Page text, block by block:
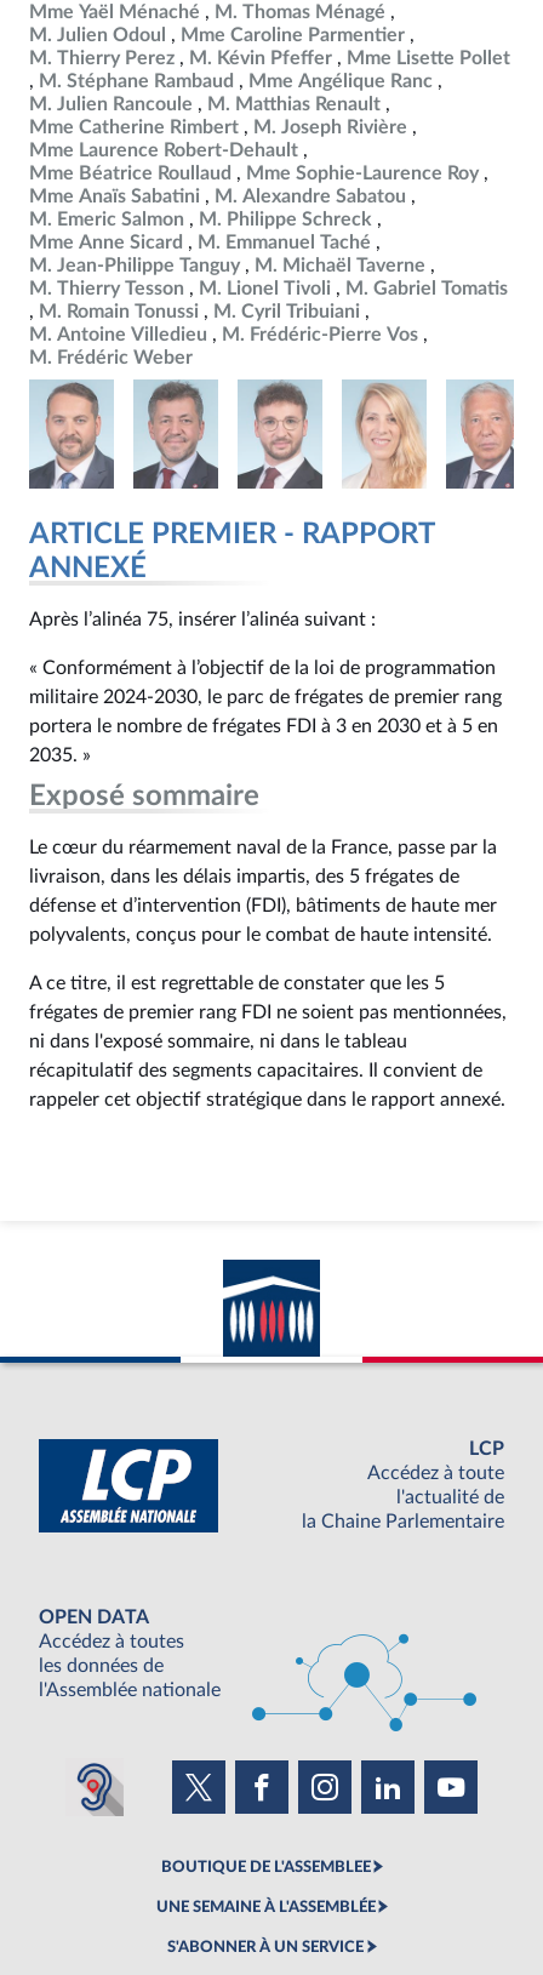
Mme Yaël Ménaché
M. Thomas Ménagé
M. Julien Odoul
Mme Caroline Parmentier
M. Thierry Perez
M. Kévin Pfeffer
Mme Lisette Pollet
M. Stéphane Rambaud
Mme Angélique Ranc
M. Julien Rancoule
M. Matthias Renault
Mme Catherine Rimbert
M. Joseph Rivière
Mme Laurence Robert-Dehault
Mme Béatrice Roullaud
Mme Sophie-Laurence Roy
Mme Anaïs Sabatini
M. Alexandre Sabatou
M. Emeric Salmon
M. Philippe Schreck
Mme Anne Sicard
M. Emmanuel Taché
M. Jean-Philippe Tanguy
M. Michaël Taverne
M. Thierry Tesson
M. Lionel Tivoli
M. Gabriel Tomatis
M. Romain Tonussi
M. Cyril Tribuiani
M. Antoine Villedieu
M. Frédéric-Pierre Vos
M. Frédéric Weber
ARTICLE PREMIER - RAPPORT
ANNEXÉ
Après l’alinéa 75, insérer l’alinéa suivant :
« Conformément à l’objectif de la loi de programmation
militaire 2024‑2030, le parc de frégates de premier rang
portera le nombre de frégates FDI à 3 en 2030 et à 5 en
2035. »
Exposé sommaire
Le cœur du réarmement naval de la France, passe par la
livraison, dans les délais impartis, des 5 frégates de
défense et d’intervention (FDI), bâtiments de haute mer
polyvalents, conçus pour le combat de haute intensité.
A ce titre, il est regrettable de constater que les 5
frégates de premier rang FDI ne soient pas mentionnées,
ni dans l'exposé sommaire, ni dans le tableau
récapitulatif des segments capacitaires. Il convient de
rappeler cet objectif stratégique dans le rapport annexé.
LCP
Accédez à toute
l'actualité de
la Chaine Parlementaire
OPEN DATA
Accédez à toutes
les données de
l'Assemblée nationale
BOUTIQUE DE L'ASSEMBLEE
UNE SEMAINE À L'ASSEMBLÉE
S'ABONNER À UN SERVICE